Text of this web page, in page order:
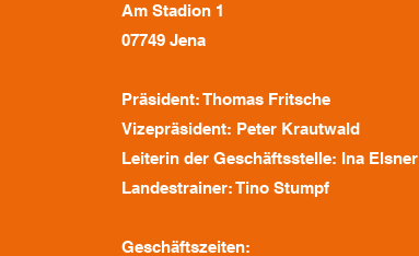
Am Stadion 1
07749 Jena
Präsident: Thomas Fritsche
Vizepräsident: Peter Krautwald
Leiterin der Geschäftsstelle: Ina Elsner
Landestrainer: Tino Stumpf
Geschäftszeiten: